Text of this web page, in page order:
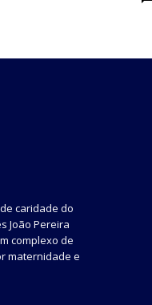
caridade do
João Pereira
complexo de
maternidade e